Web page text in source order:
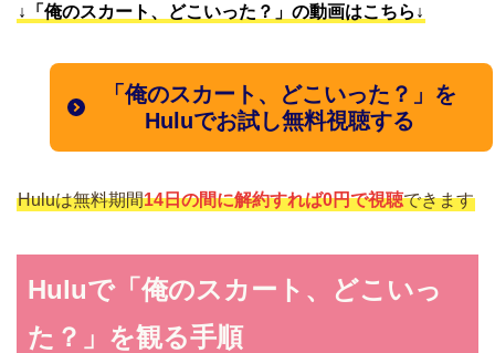
↓「俺のスカート、どこいった？」の動画はこちら↓
「俺のスカート、どこいった？」を
Huluでお試し無料視聴する
Huluは無料期間14日の間に解約すれば0円で視聴できます
Huluで「俺のスカート、どこいっ
た？」を観る手順